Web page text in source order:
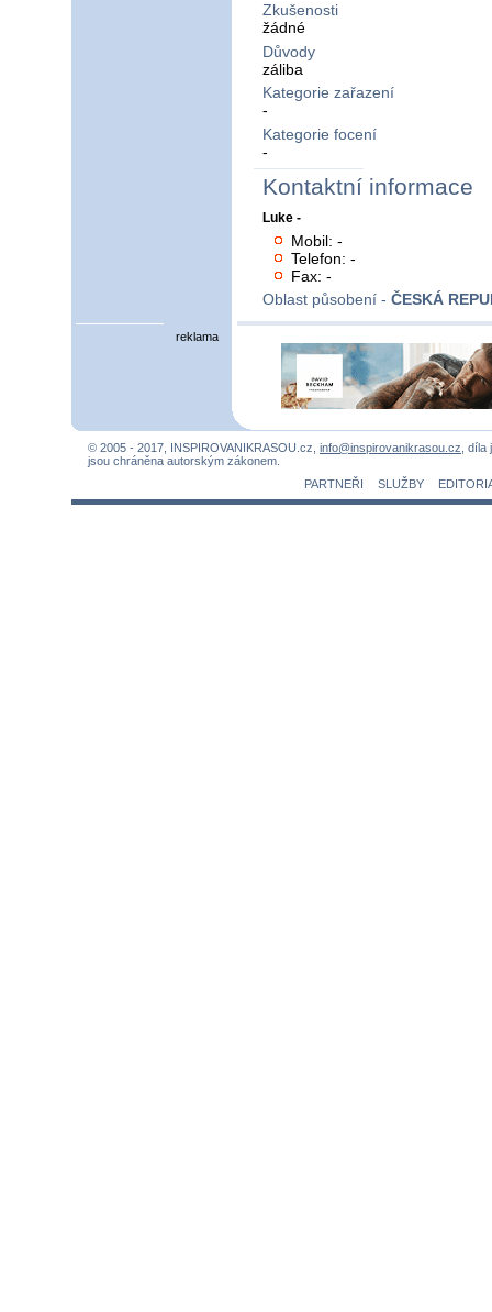
Zkušenosti
žádné
Důvody
záliba
Kategorie zařazení
-
Kategorie focení
-
Kontaktní informace
Luke -
Mobil: -
Telefon: -
Fax: -
Oblast působení - ČESKÁ
reklama
© 2005 - 2017, INSPIROVANIKRASOU.cz, info@inspirovanikrasou.cz ,
jsou chráněna autorským zákonem.
PARTNEŘI
SLUŽBY